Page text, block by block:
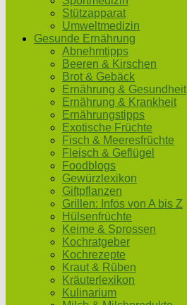
Stützapparat
Umweltmedizin
Gesunde Ernährung
Abnehmtipps
Beeren & Kirschen
Brot & Gebäck
Ernährung & Gesundheit
Ernährung & Krankheit
Ernährungstipps
Exotische Früchte
Fisch & Meeresfrüchte
Fleisch & Geflügel
Foodblogs
Gewürzlexikon
Giftpflanzen
Grillen: Infos von A bis Z
Hülsenfrüchte
Keime & Sprossen
Kochratgeber
Kochrezepte
Kraut & Rüben
Kräuterlexikon
Kulinarium